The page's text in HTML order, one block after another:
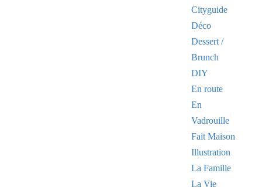
Cityguide
Déco
Dessert /
Brunch
DIY
En route
En
Vadrouille
Fait Maison
Illustration
La Famille
La Vie